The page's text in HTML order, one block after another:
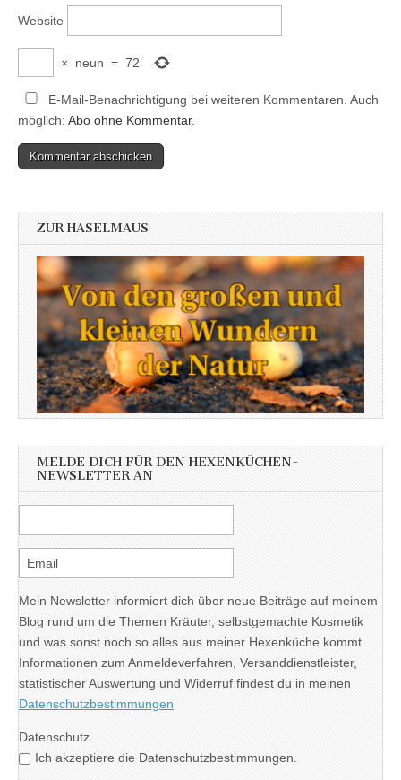
Website
× neun = 72
E-Mail-Benachrichtigung bei weiteren Kommentaren. Auch
möglich: Abo ohne Kommentar.
ZUR HASELMAUS
MELDE DICH FÜR DEN HEXENKÜCHEN-
NEWSLETTER AN
Mein Newsletter informiert dich über neue Beiträge auf meinem
Blog rund um die Themen Kräuter, selbstgemachte Kosmetik
und was sonst noch so alles aus meiner Hexenküche kommt.
Informationen zum Anmeldeverfahren, Versanddienstleister,
statistischer Auswertung und Widerruf findest du in meinen
Datenschutzbestimmungen
Datenschutz
Ich akzeptiere die Datenschutzbestimmungen.